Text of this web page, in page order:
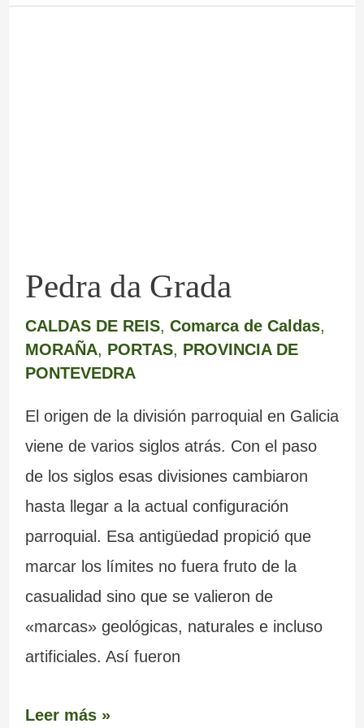
Pedra da Grada
CALDAS DE REIS, Comarca de Caldas,
MORAÑA, PORTAS, PROVINCIA DE
PONTEVEDRA
El origen de la división parroquial en Galicia
viene de varios siglos atrás. Con el paso
de los siglos esas divisiones cambiaron
hasta llegar a la actual configuración
parroquial. Esa antigüedad propició que
marcar los límites no fuera fruto de la
casualidad sino que se valieron de
«marcas» geológicas, naturales e incluso
artificiales. Así fueron
Leer más »